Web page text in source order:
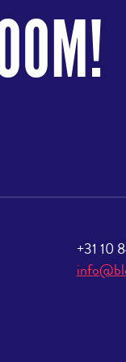
+31 10